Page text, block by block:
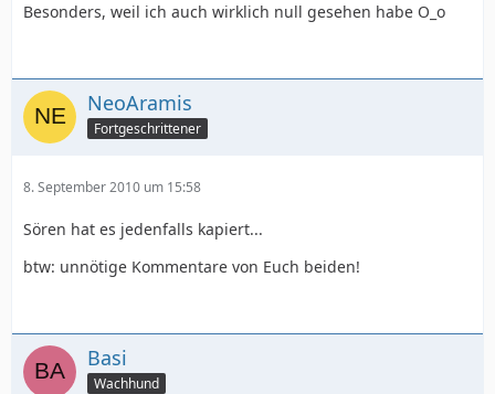
Besonders, weil ich auch wirklich null gesehen habe O_o
NeoAramis
Fortgeschrittener
8. September 2010 um 15:58
Sören hat es jedenfalls kapiert...
btw: unnötige Kommentare von Euch beiden!
Basi
Wachhund